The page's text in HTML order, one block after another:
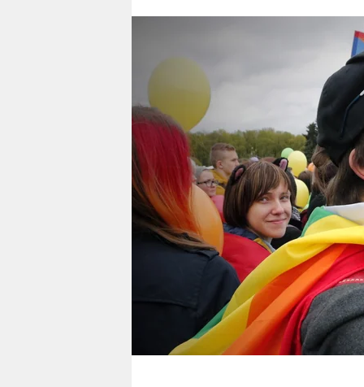
nord
wahrheit
verlag
verlag
veranstaltungen
shop
fragen & hilfe
unterstützen
genossenschaft